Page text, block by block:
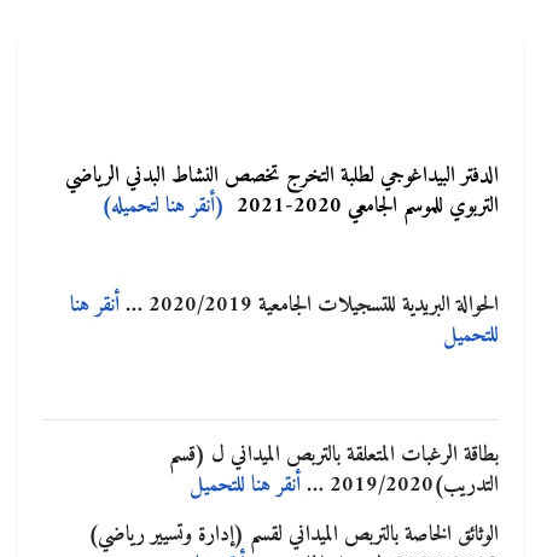
الدفتر البيداغوجي لطلبة التخرج تخصص النشاط البدني الرياضي
التربوي للموسم الجامعي 2020-2021
(أنقر هنا لتحميله)
الحوالة البريدية للتسجيلات الجامعية 2020/2019 …
أنقر هنا
للتحميل
بطاقة الرغبات المتعلقة بالتربص الميداني ل (قسم
التدريب)2019/2020 …
أنقر هنا للتحميل
الوثائق الخاصة بالتربص الميداني لقسم (إدارة وتسيير رياضي)